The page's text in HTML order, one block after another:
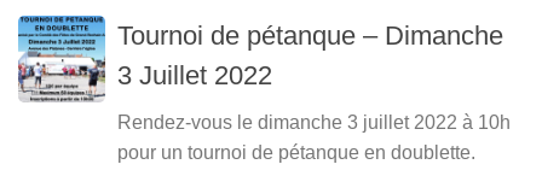
Tournoi de pétanque – Dimanche
3 Juillet 2022
Rendez-vous le dimanche 3 juillet 2022 à 10h
pour un tournoi de pétanque en doublette.